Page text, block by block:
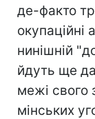
де-факто
окупаційні
нинішній
йдуть ще
межі свого
мінських